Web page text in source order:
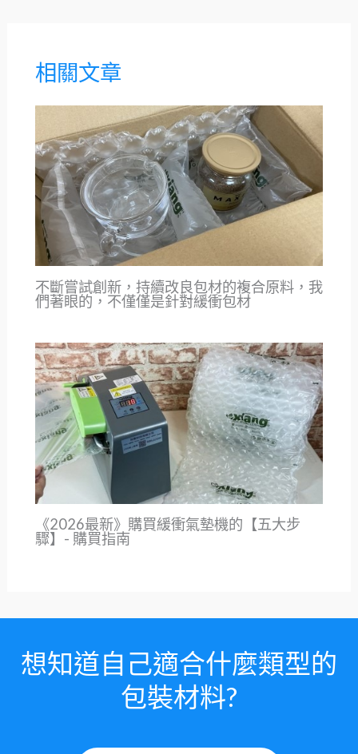
相關文章
不斷嘗試創新，持續改良包材的複合原料，我
們著眼的，不僅僅是針對緩衝包材
《2026最新》購買緩衝氣墊機的【五大步
驟】- 購買指南
想知道自己適合什麼類型的
包裝材料?